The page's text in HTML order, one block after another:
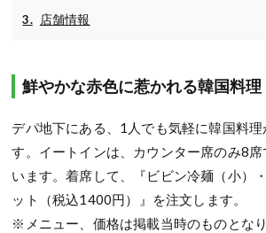
店舗情報
鮮やかな赤色に惹かれる韓国料理
デパ地下にある、1人でも気軽に韓国料
す。イートインは、カウンター席のみ8
います。着席して、『ビビン冷麺（小）
ット（税込1400円）』を注文します。
※メニュー、価格は掲載当時のものとなり